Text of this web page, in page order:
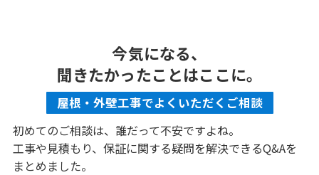
今気になる、
聞きたかったことはここに。
屋根・外壁工事でよくいただくご相談
初めてのご相談は、誰だって不安ですよね。
工事や見積もり、保証に関する疑問を解決できるQ&Aを
まとめました。